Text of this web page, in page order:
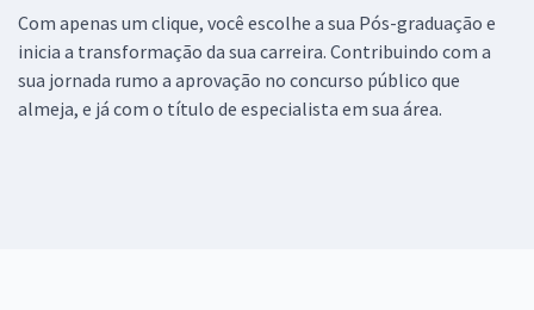
Com apenas um clique, você escolhe a sua Pós-graduação e
inicia a transformação da sua carreira. Contribuindo com a
sua jornada rumo a aprovação no concurso público que
almeja, e já com o título de especialista em sua área.